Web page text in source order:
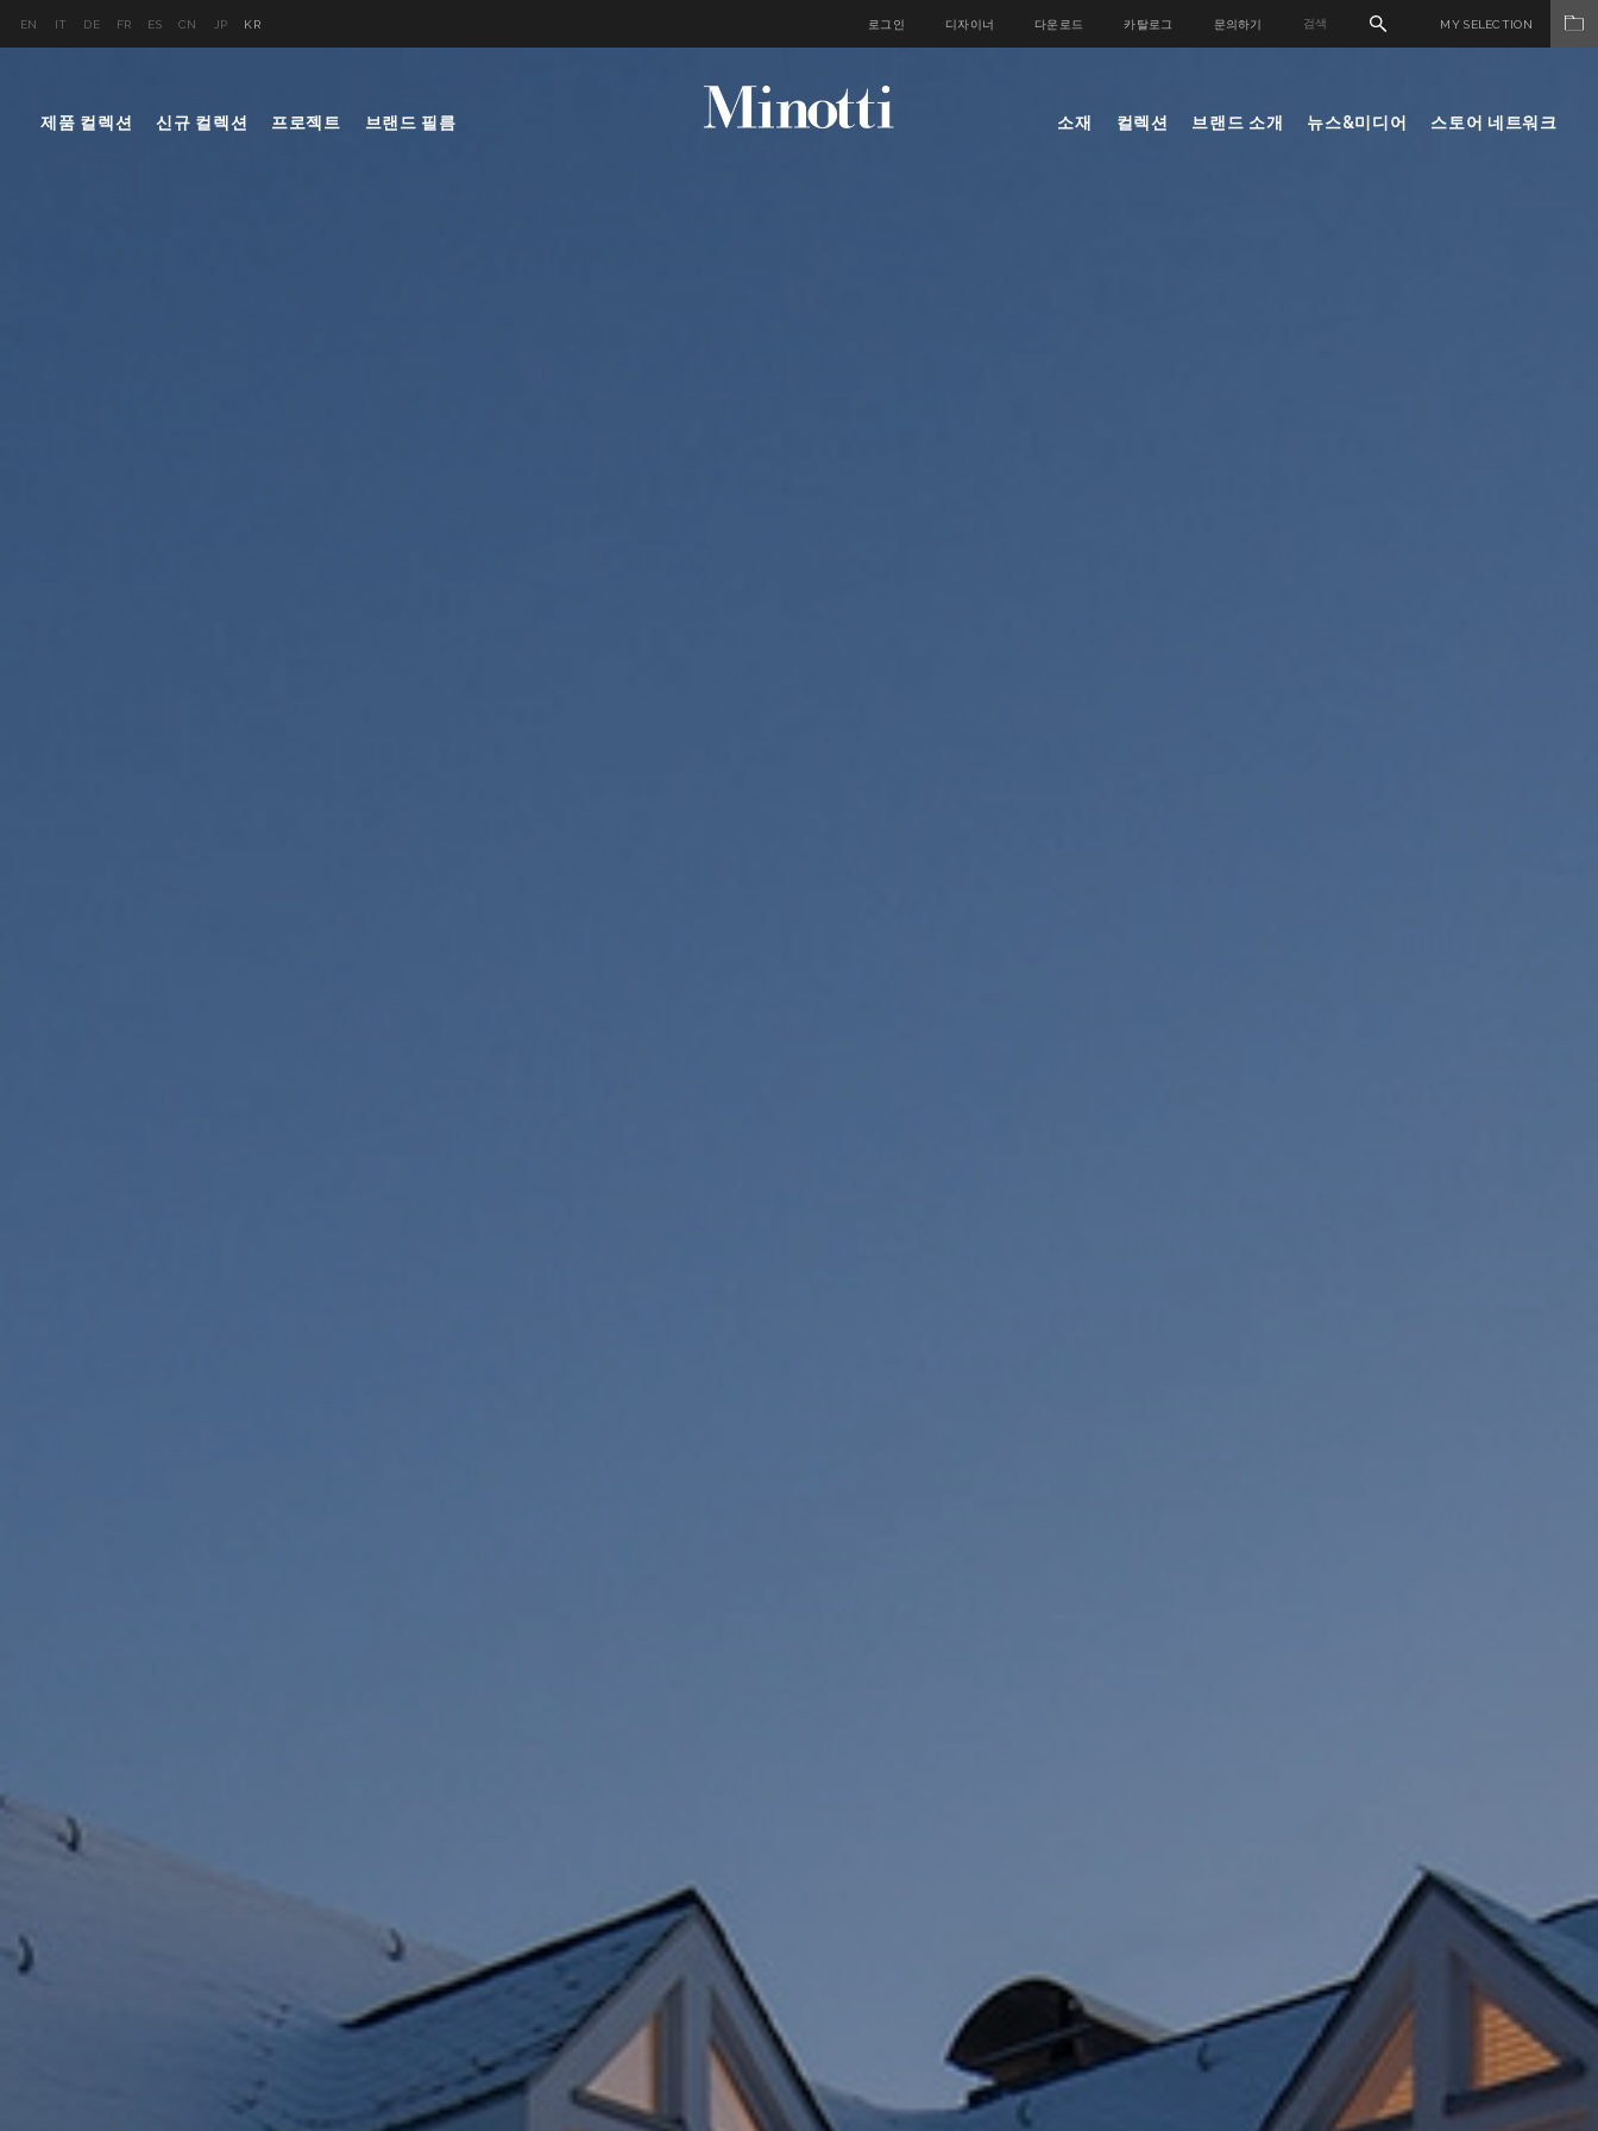
EN IT DE FR ES CN JP KR 로그인 디자이너 다운로드 카탈로그 문의하기 MY SELECTION
제품 컬렉션 신규 컬렉션 프로젝트 브랜드 필름 소재 컬렉션 브랜드 소개 뉴스&미디어 스토어 네트워크